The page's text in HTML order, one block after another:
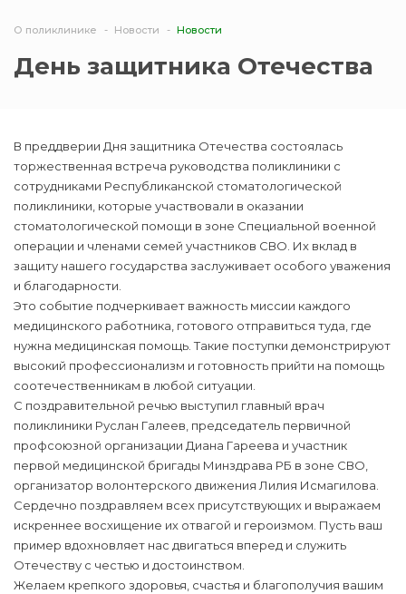
О поликлинике Новости Новости
День защитника Отечества
В преддверии Дня защитника Отечества состоялась
торжественная встреча руководства поликлиники с
сотрудниками Республиканской стоматологической
поликлиники, которые участвовали в оказании
стоматологической помощи в зоне Специальной военной
операции и членами семей участников СВО. Их вклад в
защиту нашего государства заслуживает особого уважения
и благодарности.
Это событие подчеркивает важность миссии каждого
медицинского работника, готового отправиться туда, где
нужна медицинская помощь. Такие поступки демонстрируют
высокий профессионализм и готовность прийти на помощь
соотечественникам в любой ситуации.
С поздравительной речью выступил главный врач
поликлиники Руслан Галеев, председатель первичной
профсоюзной организации Диана Гареева и участник
первой медицинской бригады Минздрава РБ в зоне СВО,
организатор волонтерского движения Лилия Исмагилова.
Сердечно поздравляем всех присутствующих и выражаем
искреннее восхищение их отвагой и героизмом. Пусть ваш
пример вдохновляет нас двигаться вперед и служить
Отечеству с честью и достоинством.
Желаем крепкого здоровья, счастья и благополучия вашим